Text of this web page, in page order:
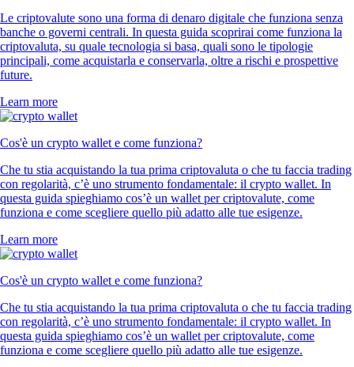
Le criptovalute sono una forma di denaro digitale che funziona senza
banche o governi centrali. In questa guida scoprirai come funziona la
criptovaluta, su quale tecnologia si basa, quali sono le tipologie
principali, come acquistarla e conservarla, oltre a rischi e prospettive
future.
Learn more
Cos'è un crypto wallet e come funziona?
Che tu stia acquistando la tua prima criptovaluta o che tu faccia trading
con regolarità, c’è uno strumento fondamentale: il crypto wallet. In
questa guida spieghiamo cos’è un wallet per criptovalute, come
funziona e come scegliere quello più adatto alle tue esigenze.
Learn more
Cos'è un crypto wallet e come funziona?
Che tu stia acquistando la tua prima criptovaluta o che tu faccia trading
con regolarità, c’è uno strumento fondamentale: il crypto wallet. In
questa guida spieghiamo cos’è un wallet per criptovalute, come
funziona e come scegliere quello più adatto alle tue esigenze.